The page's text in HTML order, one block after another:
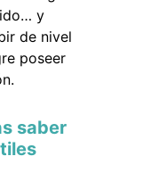
y
de nivel
poseer
saber